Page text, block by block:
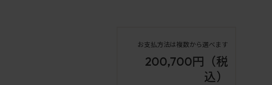
お支払方法は複数から選べます
200,700円 （税
込）